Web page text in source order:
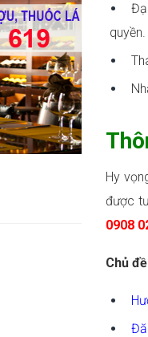
quyền.
Hy
được
0908
Chủ